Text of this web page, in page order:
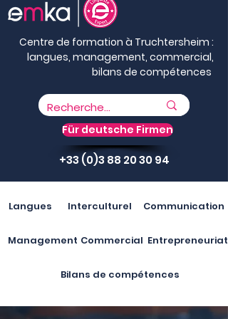
Langues Interculturel Communication
Management Commercial Entrepreneuriat
Bilans de compétences
Centre de formation à Truchtersheim :
langues, management, commercial,
bilans de compétences
Für deutsche Firmen
+33 (0)3 88 20 30 94